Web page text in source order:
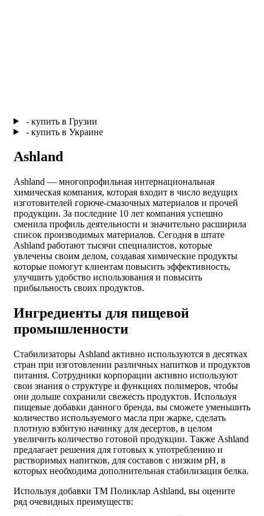
- купить в Грузии
- купить в Украине
Ashland
Ashland — многопрофильная интернациональная
химическая компания, которая входит в число ведущих
изготовителей горюче-смазочных материалов и прочей
продукции. За последние 10 лет компания успешно
сменила профиль деятельности и значительно расширила
список производимых материалов. Сегодня в штате
Ashland работают тысячи специалистов, которые
увлечены своим делом, создавая химические продукты
которые помогут клиентам повысить эффективность,
улучшить удобство использования и повысить
прибыльность своих продуктов.
Ингредиенты для пищевой
промышленности
Стабилизаторы Ashland активно используются в десятках
стран при изготовлении различных напитков и продуктов
питания. Сотрудники корпорации активно используют
свои знания о структуре и функциях полимеров, чтобы
они дольше сохранили свежесть продуктов. Используя
пищевые добавки данного бренда, вы сможете уменьшить
количество используемого масла при жарке, сделать
плотную взбитую начинку для десертов, в целом
увеличить количество готовой продукции. Также Ashland
предлагает решения для готовых к употреблению и
растворимых напитков, для составов с низким pH, в
которых необходима дополнительная стабилизация белка.
Используя добавки ТМ Поликлар Ashland, вы оцените
ряд очевидных преимуществ: